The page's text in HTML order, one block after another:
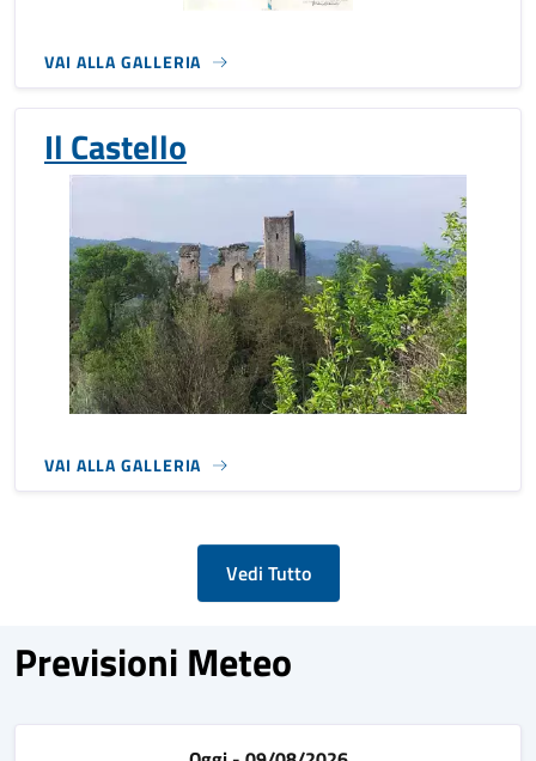
VAI ALLA GALLERIA
Il Castello
VAI ALLA GALLERIA
Vedi Tutto
Previsioni Meteo